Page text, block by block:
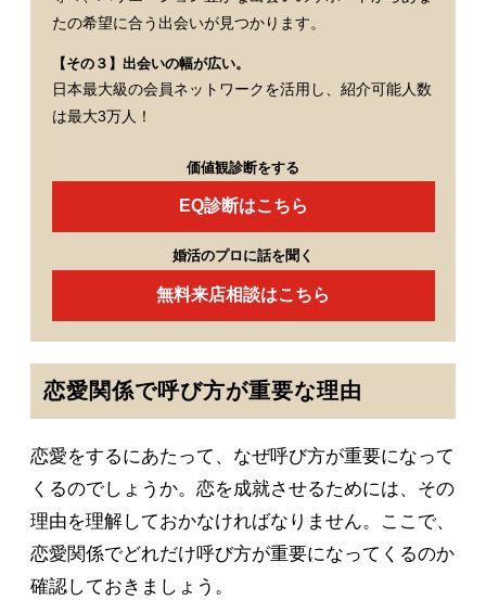
たの希望に合う出会いが見つかります。
【その３】出会いの幅が広い。
日本最大級の会員ネットワークを活用し、紹介可能人数
は最大3万人！
価値観診断をする
EQ診断はこちら
婚活のプロに話を聞く
無料来店相談はこちら
恋愛関係で呼び方が重要な理由
恋愛をするにあたって、なぜ呼び方が重要になって
くるのでしょうか。恋を成就させるためには、その
理由を理解しておかなければなりません。ここで、
恋愛関係でどれだけ呼び方が重要になってくるのか
確認しておきましょう。